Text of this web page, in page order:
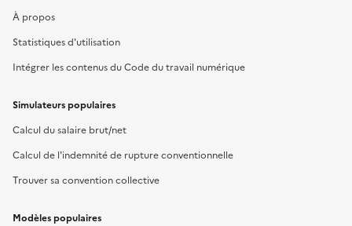
À propos
Statistiques d'utilisation
Intégrer les contenus du Code du travail numérique
Simulateurs populaires
Calcul du salaire brut/net
Calcul de l'indemnité de rupture conventionnelle
Trouver sa convention collective
Modèles populaires